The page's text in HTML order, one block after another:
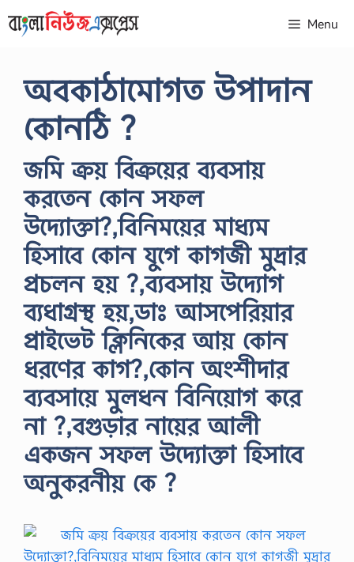
to
Menu
অবকাঠামোগত উপাদান
কোনঠি ?
জমি ক্রয় বিক্রয়ের ব্যবসায়
করতেন কোন সফল
উদ্যোক্তা?,বিনিময়ের মাধ্যম
হিসাবে কোন যুগে কাগজী মুদ্রার
প্রচলন হয় ?,ব্যবসায় উদ্যোগ
ব্যধাগ্রস্থ হয়,ডাঃ আসপেরিয়ার
প্রাইভেট ক্লিনিকের আয় কোন
ধরণের কাগ?,কোন অংশীদার
ব্যবসায়ে মুলধন বিনিয়োগ করে
না ?,বগুড়ার নায়ের আলী
একজন সফল উদ্যোক্তা হিসাবে
অনুকরনীয় কে ?